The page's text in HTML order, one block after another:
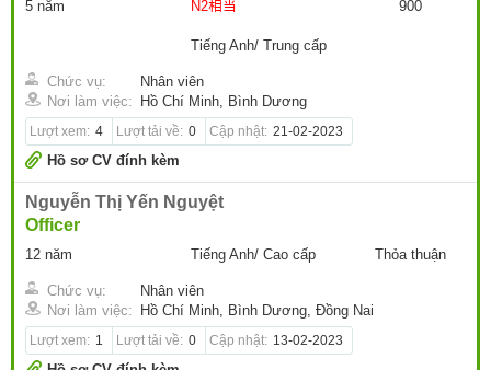
5 năm N2相当
Tiếng Anh/ Trung cấp
900
Chức vụ:
Nhân viên
Nơi làm việc:
Hồ Chí Minh, Bình Dương
Lượt xem: 4 Lượt tải về: 0 Cập nhật: 21-02-2023
Hồ sơ CV đính kèm
Nguyễn Thị Yến Nguyệt
Officer
12 năm Tiếng Anh/ Cao cấp Thỏa thuận
Chức vụ:
Nhân viên
Nơi làm việc:
Hồ Chí Minh, Bình Dương, Đồng Nai
Lượt xem: 1 Lượt tải về: 0 Cập nhật: 13-02-2023